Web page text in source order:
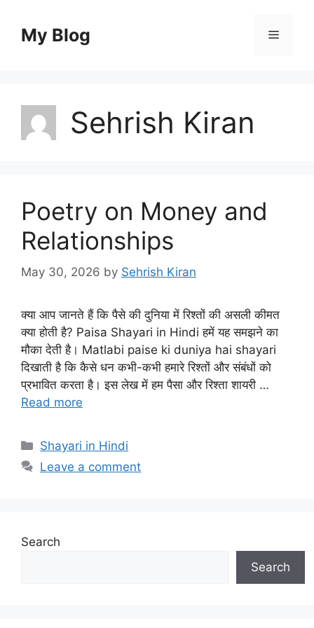
contentMy Blog Menu
Sehrish Kiran
Poetry on Money and
Relationships
May 30, 2026 by Sehrish Kiran
क्या आप जानते हैं कि पैसे की दुनिया में रिश्तों की असली कीमत
क्या होती है? Paisa Shayari in Hindi हमें यह समझने का
मौका देती है। Matlabi paise ki duniya hai shayari
दिखाती है कि कैसे धन कभी-कभी हमारे रिश्तों और संबंधों को
प्रभावित करता है। इस लेख में हम पैसा और रिश्ता शायरी …
Read more
Categories
Shayari in Hindi
Leave a comment
Search
Search